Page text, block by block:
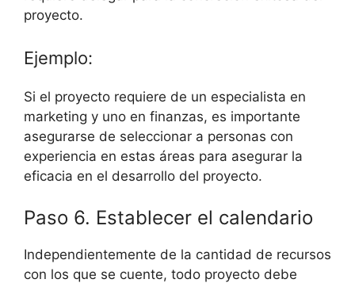
proyecto.
Ejemplo:
Si el proyecto requiere de un especialista en
marketing y uno en finanzas, es importante
asegurarse de seleccionar a personas con
experiencia en estas áreas para asegurar la
eficacia en el desarrollo del proyecto.
Paso 6. Establecer el calendario
Independientemente de la cantidad de recursos
con los que se cuente, todo proyecto debe